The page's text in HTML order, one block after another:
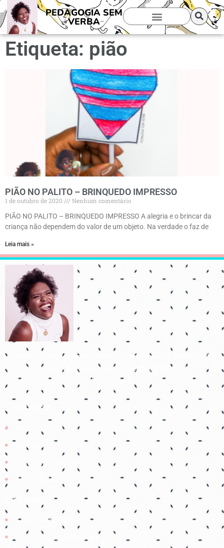
PEDAGOGIA SEM
VERBA
Etiqueta: pião
PIÃO NO PALITO – BRINQUEDO IMPRESSO
1 de outubro de 2020
Nenhum comentário
PIÃO NO PALITO – BRINQUEDO IMPRESSO A alegria e o brincar da
criança não dependem do valor de um objeto. Na verdade o faz de
Leia mais »
Para que todos vejam, e saibam, e considerem, e juntamente
entendam que a mão do Senhor fez isto
Isaías 41:20
Links úteis
Contato
Política de Privacidade
Termos de Uso
Parceiros
Coruja Pedagogica
Pedagogia Ingrid Moraes